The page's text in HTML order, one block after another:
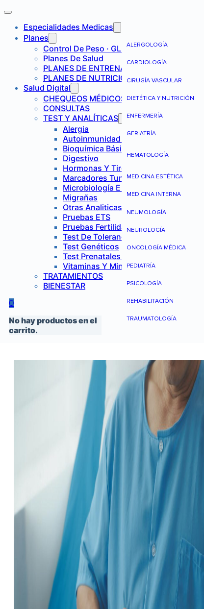
Especialidades Medicas
ALERGOLOGÍA
CARDIOLOGÍA
CIRUGÍA VASCULAR
DIETÉTICA Y NUTRICIÓN
ENFERMERÍA
GERIATRÍA
HEMATOLOGÍA
MEDICINA ESTÉTICA
MEDICINA INTERNA
NEUMOLOGÍA
NEUROLOGÍA
ONCOLOGÍA MÉDICA
PEDIATRÍA
PSICOLOGÍA
REHABILITACIÓN
TRAUMATOLOGÍA
Planes
Control De Peso · GLP-1
Planes De Salud
PLANES DE ENTRENAMIENTO
PLANES DE NUTRICIÓN
Salud Digital
CHEQUEOS MÉDICOS
CONSULTAS
TEST Y ANALÍTICAS
Alergia
Autoinmunidad Y Reumatología
Bioquímica Básica
Digestivo
Hormonas Y Tiroides
Marcadores Tumorales
Microbiología E Infecciones
Migrañas
Otras Analiticas
Pruebas ETS
Pruebas Fertilidad Mujer
Test De Tolerancia Alimentaria
Test Genéticos
Test Prenatales No Invasivos
Vitaminas Y Minerales
TRATAMIENTOS
BIENESTAR
0
No hay productos en el
carrito.